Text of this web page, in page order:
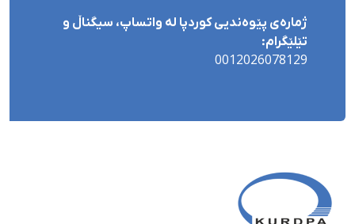
ژمارەی پێوەندیی کوردپا لە واتساپ، سیگناڵ و
تێلێگرام:
0012026078129